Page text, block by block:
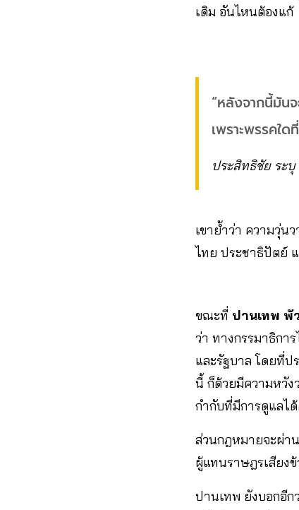
เดิม อันไหนต้องแ
“หลังจากนี้มัน
เพราะพรรคใด
ประสิทธิชัย ระบุ
เขาย้ำว่า ความวุ่น
ไทย ประชาธิปัตย์
ขณะที่ ปานเทพ
ว่า ทางกรรมาธิกา
และรัฐบาล โดยที่ป
นี้ ก็ด้วยมีความหวัง
กำกับที่มีการดูแลไ
ส่วนกฎหมายจะผ่า
ผู้แทนราษฎรเสียง
ปานเทพ ยังบอกอีก